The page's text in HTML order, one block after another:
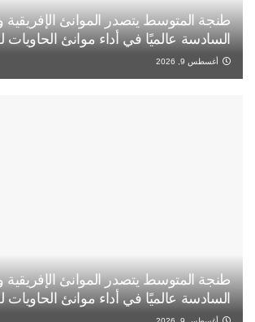
طنجة المتوسط يتصدر الموانئ الإفريقية
السادسة عالميًا في أداء موانئ الحاويات لعام
أغسطس 9, 2026
طنجة المتوسط يتصدر الموانئ الإفريقية
السادسة عالميًا في أداء موانئ الحاويات لعام